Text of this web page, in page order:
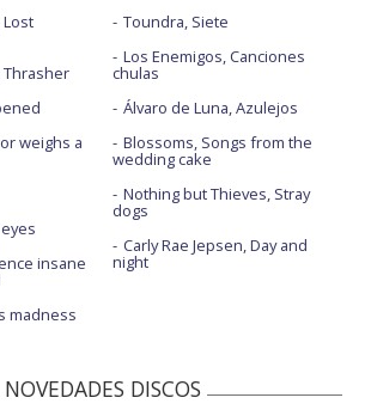
Thrasher
weighs a
insane
madness
Toundra, Siete
Los Enemigos, Canciones
chulas
Álvaro de Luna, Azulejos
Blossoms, Songs from the
wedding cake
Nothing but Thieves, Stray
dogs
Carly Rae Jepsen, Day and
night
NOVEDADES DISCOS